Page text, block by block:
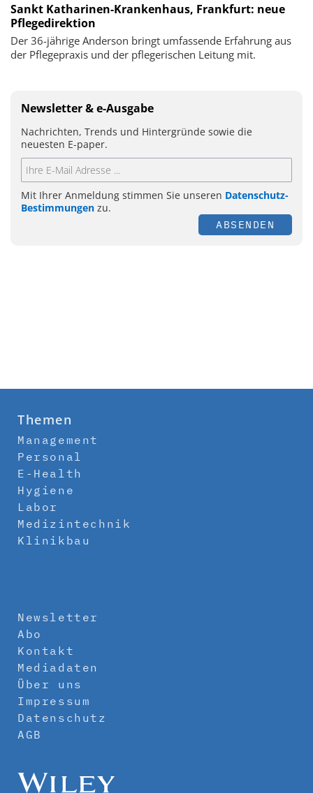
Sankt Katharinen-Krankenhaus, Frankfurt: neue
Pflegedirektion
Der 36-jährige Anderson bringt umfassende Erfahrung aus
der Pflegepraxis und der pflegerischen Leitung mit.
Newsletter & e-Ausgabe
Nachrichten, Trends und Hintergründe sowie die
neuesten E-paper.
Mit Ihrer Anmeldung stimmen Sie unseren Datenschutz-
Bestimmungen zu.
ABSENDEN
Themen
Management
Personal
E-Health
Hygiene
Labor
Medizintechnik
Klinikbau
Newsletter
Abo
Kontakt
Mediadaten
Über uns
Impressum
Datenschutz
AGB